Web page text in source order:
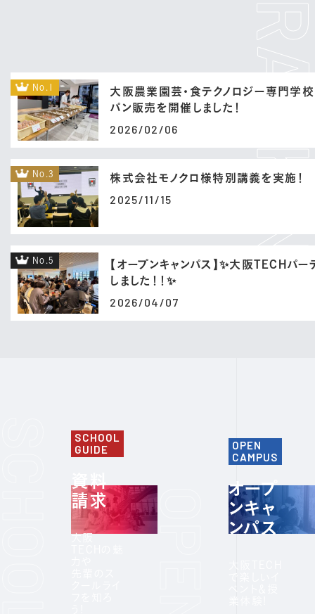
No.1
大阪農業園芸・食テクノロジー専門学
パン販売を開催しました！
2026/02/06
No.3 株式会社モノクロ様特別講義を実施！
2025/11/15
No.5
【オープンキャンパス】✨大阪TECHパ
しました！！✨
2026/04/07
SCHOOL
GUIDE
資料
請求
大阪
OPEN
CAMPUS
オープ
ンキャ
ンパス
で楽しいイ
ベント＆授
業体験!